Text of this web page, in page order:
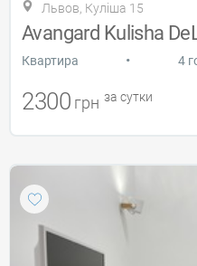
Львов, Куліша 15
Avangard Kulisha
Квартира • 4
2300 грн за сутки